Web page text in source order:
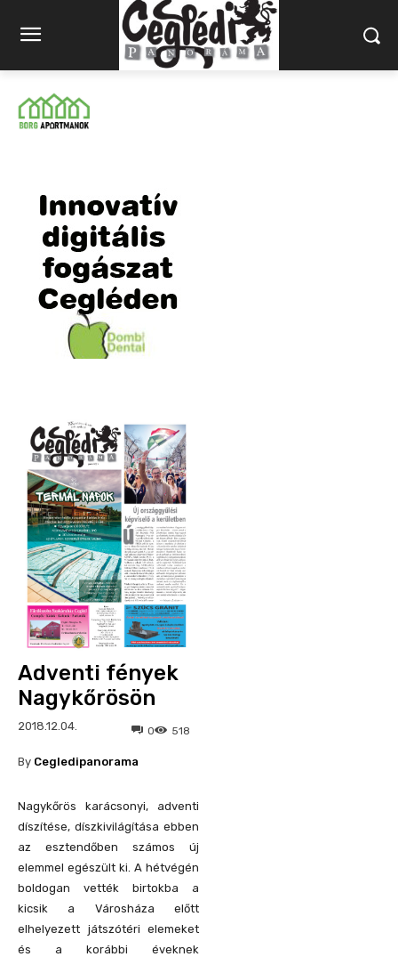
Adventi fények
Nagykőrösön
2018.12.04. 518
0
By Cegledipanorama
Nagykőrös karácsonyi, adventi
díszítése, díszkivilágítása ebben
az esztendőben számos új
elemmel egészült ki. A hétvégén
boldogan vették birtokba a
kicsik a Városháza előtt
elhelyezett játszótéri elemeket
és a korábbi éveknek